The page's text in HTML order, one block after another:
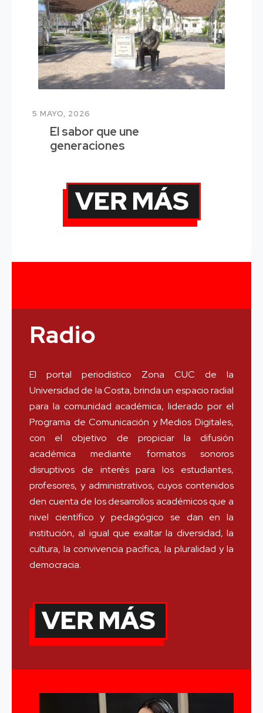
5 MAYO, 2026
El sabor que une
generaciones
Radio
El portal periodístico Zona CUC de la
Universidad de la Costa, brinda un espacio radial
para la comunidad académica, liderado por el
Programa de Comunicación y Medios Digitales,
con el objetivo de propiciar la difusión
académica mediante formatos sonoros
disruptivos de interés para los estudiantes,
profesores, y administrativos, cuyos contenidos
den cuenta de los desarrollos académicos que a
nivel científico y pedagógico se dan en la
institución, al igual que exaltar la diversidad, la
cultura, la convivencia pacífica, la pluralidad y la
democracia.